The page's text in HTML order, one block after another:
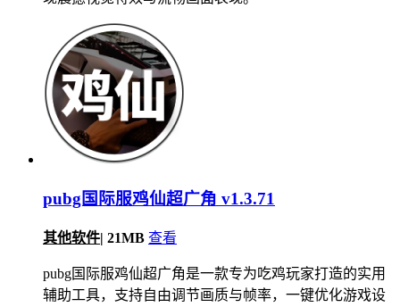
pubg国际服鸡仙超广角 v1.3.71
其他软件| 21MB 查看
pubg国际服鸡仙超广角是一款专为吃鸡玩家打造的实用
辅助工具，支持自由调节画质与帧率，一键优化游戏设